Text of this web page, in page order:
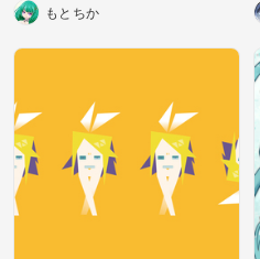
もとちか